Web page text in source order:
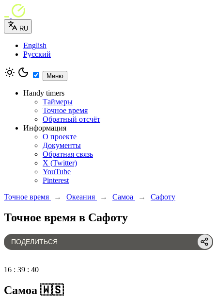
RU
English
Русский
Меню
Handy timers
Таймеры
Точное время
Обратный отсчёт
Информация
О проекте
Документы
Обратная связь
X (Twitter)
YouTube
Pinterest
Точное время
→ Океания → Самоа → Сафоту
Точное время в Сафоту
ПОДЕЛИТЬСЯ
16 : 39 : 40
Самоа 🇼🇸